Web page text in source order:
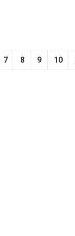
7 8 9 10